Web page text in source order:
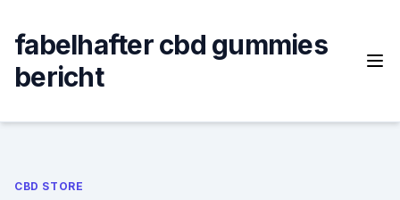
content
fabelhafter cbd gummies
bericht
CBD STORE